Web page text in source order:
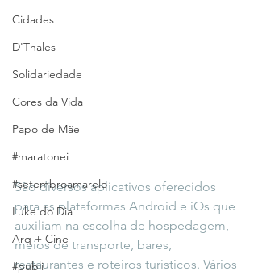
Cidades
D'Thales
Solidariedade
Cores da Vida
Papo de Mãe
#maratonei
#setembroamarelo
Luke do Dia
Arq + Cine
#publi
São diversos aplicativos oferecidos
para as plataformas Android e iOs que
auxiliam na escolha de hospedagem,
meios de transporte, bares,
restaurantes e roteiros turísticos. Vários